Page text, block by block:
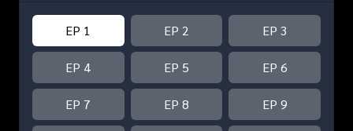
EP 1 EP 2 EP 3
EP 4 EP 5 EP 6
EP 7 EP 8 EP 9